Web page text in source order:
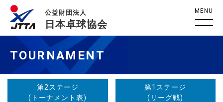
公益財団法人
日本卓球協会
MENU
TOURNAMENT
第2ステージ
(トーナメント表)
第1ステージ
(リーグ戦)